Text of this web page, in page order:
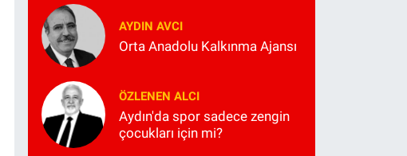
AYDIN AVCI
Orta Anadolu Kalkınma Ajansı
ÖZLENEN ALCI
Aydın'da spor sadece zengin
çocukları için mi?